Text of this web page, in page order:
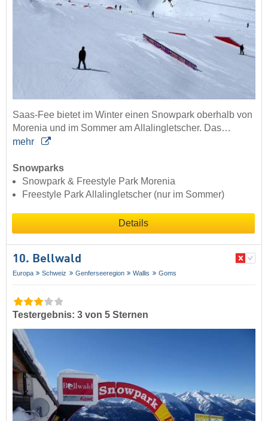
Saas-Fee bietet im Winter einen Snowpark oberhalb von
Morenia und im Sommer am Allalingletscher. Das…
mehr
Snowparks
Snowpark & Freestyle Park Morenia
Freestyle Park Allalingletscher (nur im Sommer)
Details
10. Bellwald
Europa Schweiz Genferseeregion Wallis Goms
Testergebnis: 3 von 5 Sternen